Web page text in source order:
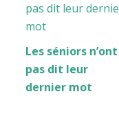
Les séniors n’ont
pas dit leur
dernier mot